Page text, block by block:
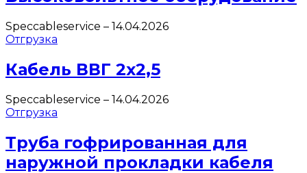
Speccableservice – 14.04.2026
Отгрузка
Кабель ВВГ 2х2,5
Speccableservice – 14.04.2026
Отгрузка
Труба гофрированная для
наружной прокладки кабеля